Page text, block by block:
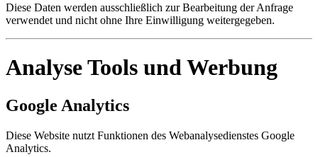
Diese Daten werden ausschließlich zur Bearbeitung der Anfrage
verwendet und nicht ohne Ihre Einwilligung weitergegeben.
Analyse Tools und Werbung
Google Analytics
Diese Website nutzt Funktionen des Webanalysedienstes Google
Analytics.